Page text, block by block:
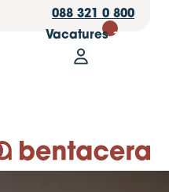
088 321 0 800
Vacatures 30
Mijn
Bentacera